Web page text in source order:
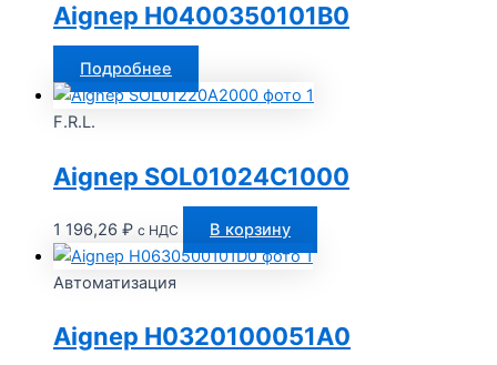
Aignep H0400350101B0
Подробнее
F.R.L.
Aignep SOL01024C1000
1 196,26 ₽ с НДС В корзину
Автоматизация
Aignep H0320100051A0